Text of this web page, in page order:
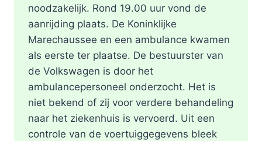
noodzakelijk. Rond 19.00 uur vond de
aanrijding plaats. De Koninklijke
Marechaussee en een ambulance kwamen
als eerste ter plaatse. De bestuurster van
de Volkswagen is door het
ambulancepersoneel onderzocht. Het is
niet bekend of zij voor verdere behandeling
naar het ziekenhuis is vervoerd. Uit een
controle van de voertuiggegevens bleek